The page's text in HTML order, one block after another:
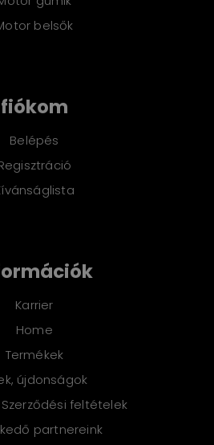
belsők
fiókom
Belépés
Karrier
Home
Termékek
újdonságok
feltételek
partnereink